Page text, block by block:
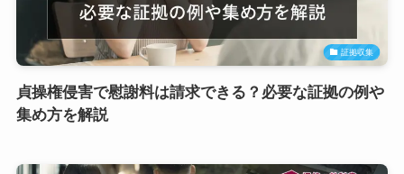
証拠収集
貞操権侵害で慰謝料は請求できる？必要な証拠の例や
集め方を解説